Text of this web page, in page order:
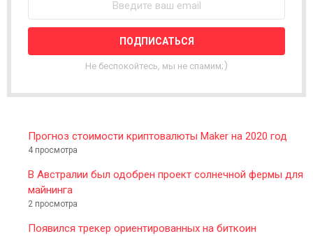
L
T
R
Не беспокойтесь, мы не спамим;)
Прогноз стоимости криптовалюты Maker на 2020 год
4 просмотра
В Австралии был одобрен проект солнечной фермы для
майнинга
2 просмотра
Появился трекер ориентированных на биткоин